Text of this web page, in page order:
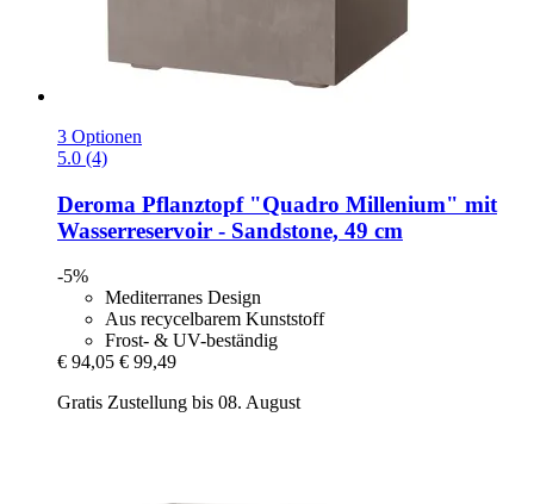
3 Optionen
5.0 (4)
Deroma Pflanztopf "Quadro Millenium" mit
Wasserreservoir -​ Sandstone, 49 cm
-5%
Mediterranes Design
Aus recycelbarem Kunststoff
Frost- & UV-beständig
€ 94,05 € 99,49
Gratis Zustellung bis 08. August